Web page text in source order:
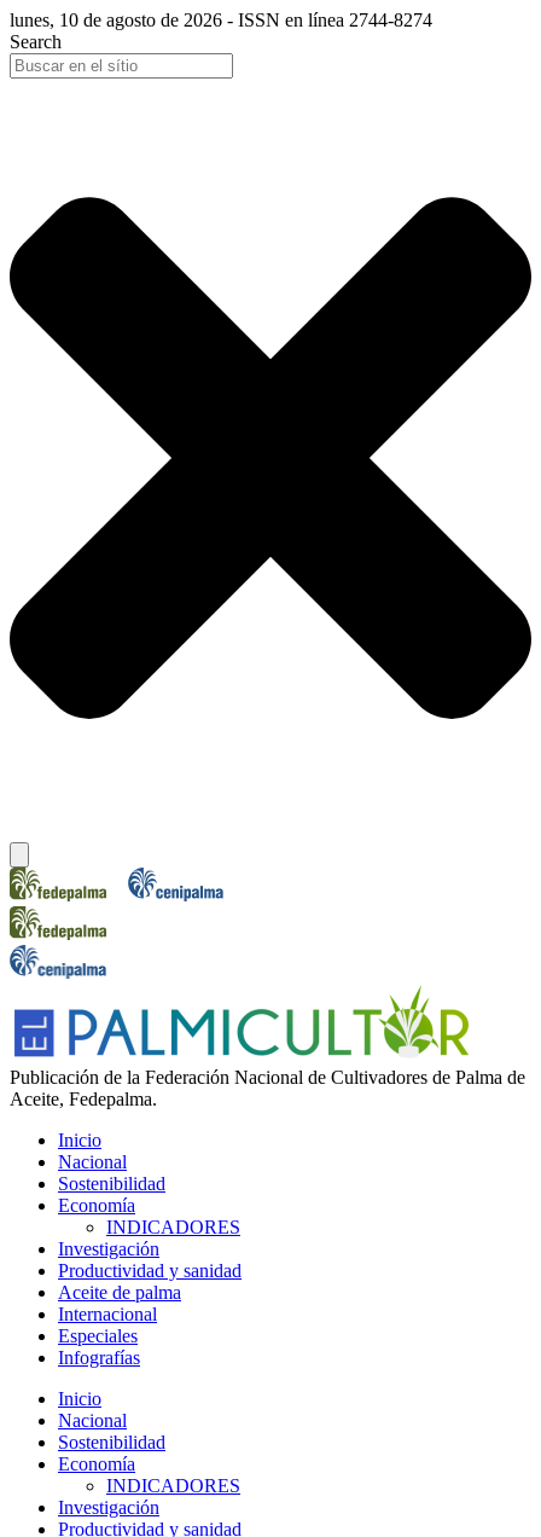
lunes, 10 de agosto de 2026 - ISSN en línea 2744-8274
Search
Publicación de la Federación Nacional de Cultivadores de Palma de
Aceite, Fedepalma.
Inicio
Nacional
Sostenibilidad
Economía
INDICADORES
Investigación
Productividad y sanidad
Aceite de palma
Internacional
Especiales
Infografías
Inicio
Nacional
Sostenibilidad
Economía
INDICADORES
Investigación
Productividad y sanidad